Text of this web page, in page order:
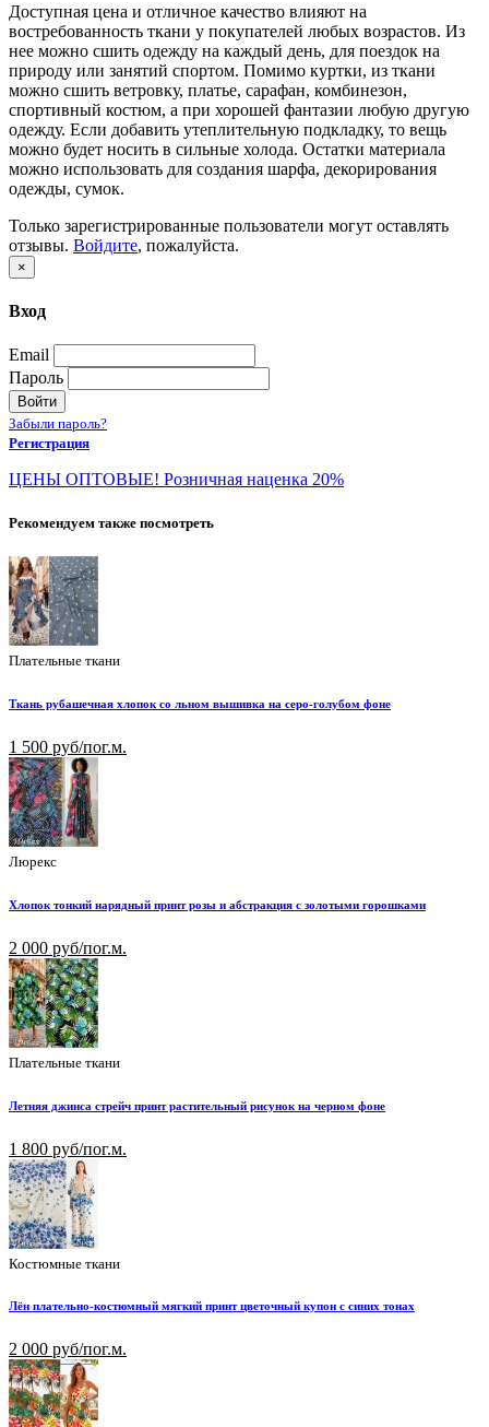
Доступная цена и отличное качество влияют на
востребованность ткани у покупателей любых возрастов. Из
нее можно сшить одежду на каждый день, для поездок на
природу или занятий спортом. Помимо куртки, из ткани
можно сшить ветровку, платье, сарафан, комбинезон,
спортивный костюм, а при хорошей фантазии любую другую
одежду. Если добавить утеплительную подкладку, то вещь
можно будет носить в сильные холода. Остатки материала
можно использовать для создания шарфа, декорирования
одежды, сумок.
Только зарегистрированные пользователи могут оставлять
отзывы. Войдите, пожалуйста.
×
Вход
Email
Пароль
Войти
Забыли пароль?
Регистрация
ЦЕНЫ ОПТОВЫЕ! Розничная наценка 20%
Рекомендуем также посмотреть
Плательные ткани
Ткань рубашечная хлопок со льном вышивка на серо-голубом фоне
1 500 руб/пог.м.
Люрекс
Хлопок тонкий нарядный принт розы и абстракция с золотыми горошками
2 000 руб/пог.м.
Плательные ткани
Летняя джинса стрейч принт растительный рисунок на черном фоне
1 800 руб/пог.м.
Костюмные ткани
Лён плательно-костюмный мягкий принт цветочный купон с синих тонах
2 000 руб/пог.м.